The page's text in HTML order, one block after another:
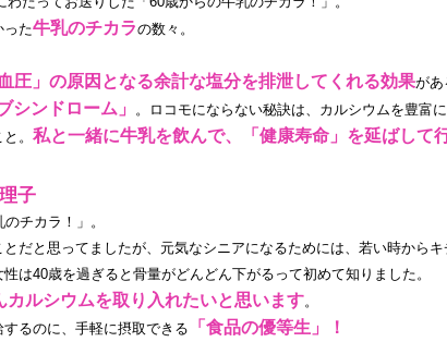
った牛乳のチカラの数々。
血圧」の原因となる余計な塩分を排泄してくれる効果があ
シンドローム」
。ロコモにならない秘訣は、カルシウムを豊富
。 私と一緒に牛乳を飲んで、「健康寿命」を延ばして
子
チカラ！」。
とだと思ってましたが、元気なシニアになるためには、若い時から
は40歳を過ぎると骨量がどんどん下がるって初めて知りました。
ルシウムを取り入れたいと思います。
るのに、手軽に摂取できる
「食品の優等生」！